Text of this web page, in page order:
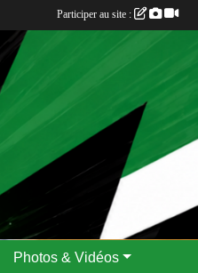
Photos & Vidéos
Participer au site :